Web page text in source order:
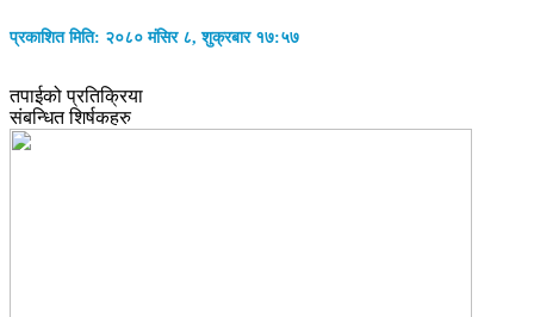
प्रकाशित मिति: २०८० मंसिर ८, शुक्रबार १७:५७
तपाईको प्रतिक्रिया
संबन्धित शिर्षकहरु